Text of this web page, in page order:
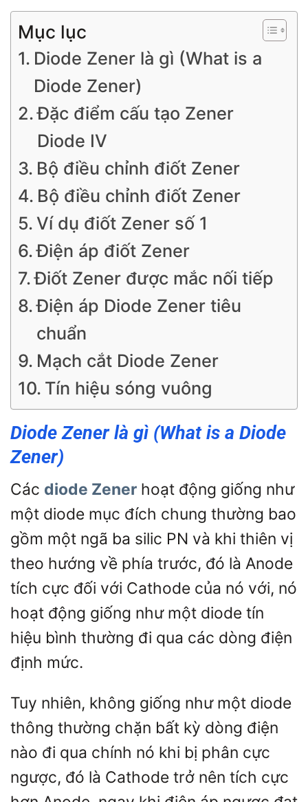
Mục lục
Diode Zener là gì (What is a
Diode Zener)
Đặc điểm cấu tạo Zener
Diode IV
Bộ điều chỉnh điốt Zener
Bộ điều chỉnh điốt Zener
Ví dụ điốt Zener số 1
Điện áp điốt Zener
Điốt Zener được mắc nối tiếp
Điện áp Diode Zener tiêu
chuẩn
Mạch cắt Diode Zener
Tín hiệu sóng vuông
Diode Zener là gì (What is a Diode
Zener)
Các diode Zener hoạt động giống như
một diode mục đích chung thường bao
gồm một ngã ba silic PN và khi thiên vị
theo hướng về phía trước, đó là Anode
tích cực đối với Cathode của nó với, nó
hoạt động giống như một diode tín
hiệu bình thường đi qua các dòng điện
định mức.
Tuy nhiên, không giống như một diode
thông thường chặn bất kỳ dòng điện
nào đi qua chính nó khi bị phân cực
ngược, đó là Cathode trở nên tích cực